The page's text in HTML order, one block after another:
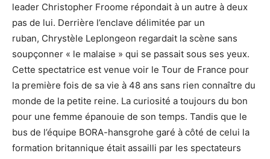
leader Christopher Froome répondait à un autre à deux
pas de lui. Derrière l’enclave délimitée par un
ruban, Chrystèle Leplongeon regardait la scène sans
soupçonner « le malaise » qui se passait sous ses yeux.
Cette spectatrice est venue voir le Tour de France pour
la première fois de sa vie à 48 ans sans rien connaître du
monde de la petite reine. La curiosité a toujours du bon
pour une femme épanouie de son temps. Tandis que le
bus de l’équipe BORA-hansgrohe garé à côté de celui la
formation britannique était assailli par les spectateurs